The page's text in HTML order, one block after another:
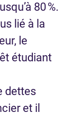
80 %.
lié à la
le
étudiant
dettes
et il